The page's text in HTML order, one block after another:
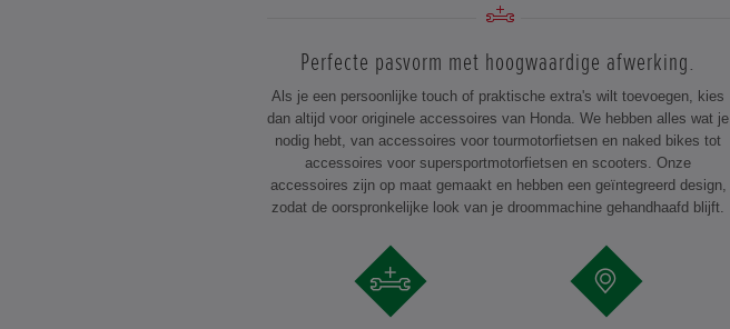
Perfecte pasvorm met hoogwaardige afwerking.
Als je een persoonlijke touch of praktische extra's wilt toevoegen, kies
dan altijd voor originele accessoires van Honda. We hebben alles wat je
nodig hebt, van accessoires voor tourmotorfietsen en naked bikes tot
accessoires voor supersportmotorfietsen en scooters. Onze
accessoires zijn op maat gemaakt en hebben een geïntegreerd design,
zodat de oorspronkelijke look van je droommachine gehandhaafd blijft.